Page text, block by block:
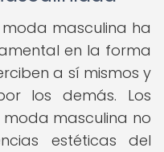
masculina ha
en la forma
a sí mismos y
los demás. Los
masculina no
estéticas del